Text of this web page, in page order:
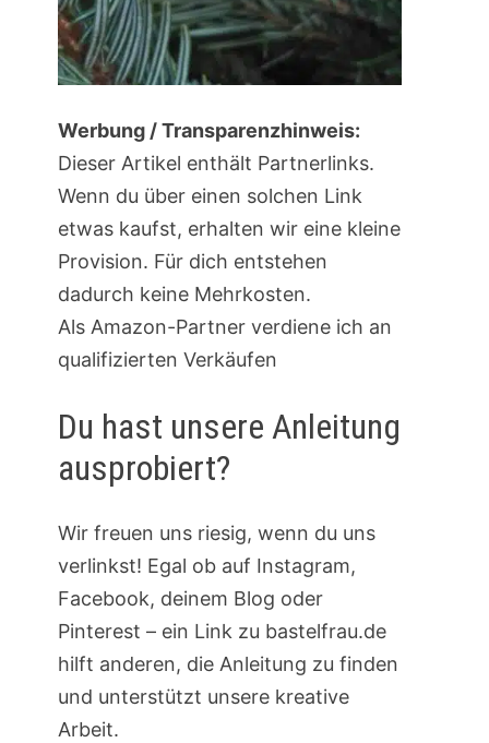
Werbung / Transparenzhinweis:
Dieser Artikel enthält Partnerlinks.
Wenn du über einen solchen Link
etwas kaufst, erhalten wir eine kleine
Provision. Für dich entstehen
dadurch keine Mehrkosten.
Als Amazon-Partner verdiene ich an
qualifizierten Verkäufen
Du hast unsere Anleitung
ausprobiert?
Wir freuen uns riesig, wenn du uns
verlinkst! Egal ob auf Instagram,
Facebook, deinem Blog oder
Pinterest – ein Link zu bastelfrau.de
hilft anderen, die Anleitung zu finden
und unterstützt unsere kreative
Arbeit.